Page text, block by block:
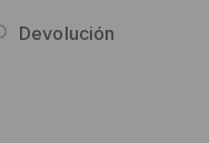
Devolución